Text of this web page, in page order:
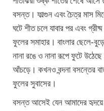
বসন্ত। ফাল্গুন এবং চৈত্র মাস
ঘটে শীত চলে যাবার পর এবং
ফুলের সমাহার। বাংলার ছেলে-
নানা রঙে ও নানা রূপে ফুটে উঠেছে
আঁচড়ে। কখনও বন্দনা বসন্তের
ফুলের সুবাসের।
বসন্ত আসেই যেন আমাদের হৃদয়ে